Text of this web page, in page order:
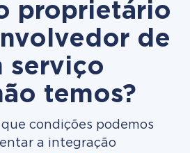
proprietário
de
serviço
temos?
condições podemos
a integração